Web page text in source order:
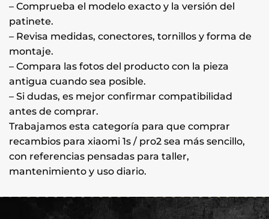
– Comprueba el modelo exacto y la versión del
patinete.
– Revisa medidas, conectores, tornillos y forma de
montaje.
– Compara las fotos del producto con la pieza
antigua cuando sea posible.
– Si dudas, es mejor confirmar compatibilidad
antes de comprar.
Trabajamos esta categoría para que comprar
recambios para xiaomi 1s / pro2 sea más sencillo,
con referencias pensadas para taller,
mantenimiento y uso diario.